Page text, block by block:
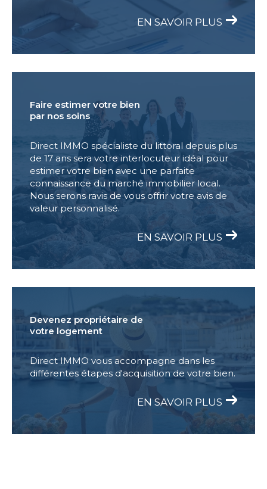
EN SAVOIR PLUS
Faire estimer votre bien
par nos soins
Direct IMMO spécialiste du littoral depuis plus
de 17 ans sera votre interlocuteur idéal pour
estimer votre bien avec une parfaite
connaissance du marché immobilier local.
Nous serons ravis de vous offrir votre avis de
valeur personnalisé.
EN SAVOIR PLUS
Devenez propriétaire de
votre logement
Direct IMMO vous accompagne dans les
différentes étapes d'acquisition de votre bien.
EN SAVOIR PLUS